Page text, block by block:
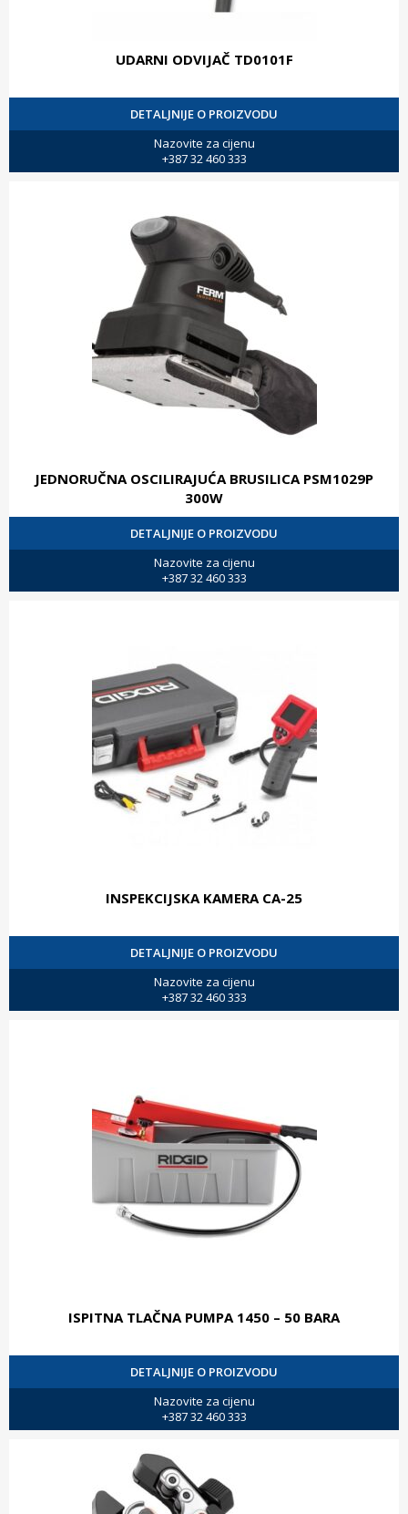
UDARNI ODVIJAČ TD0101F
DETALJNIJE O PROIZVODU
Nazovite za cijenu
+387 32 460 333
JEDNORUČNA OSCILIRAJUĆA BRUSILICA PSM1029P
300W
DETALJNIJE O PROIZVODU
Nazovite za cijenu
+387 32 460 333
INSPEKCIJSKA KAMERA CA-25
DETALJNIJE O PROIZVODU
Nazovite za cijenu
+387 32 460 333
ISPITNA TLAČNA PUMPA 1450 – 50 BARA
DETALJNIJE O PROIZVODU
Nazovite za cijenu
+387 32 460 333